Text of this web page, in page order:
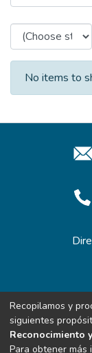
No items to
Recopilamos y
siguientes
Reconocimiento
Para obtener más